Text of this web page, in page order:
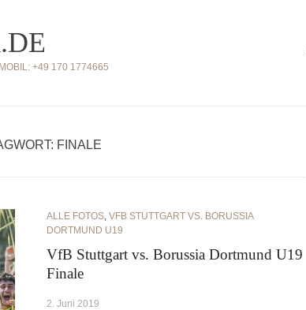
+49 170 1774665
FINALE
ALLE FOTOS, VFB STUTTGART VS. BORUSSIA
DORTMUND U19
VfB Stuttgart vs. Borussia Dortmund U19
Finale
2. Juni 2019